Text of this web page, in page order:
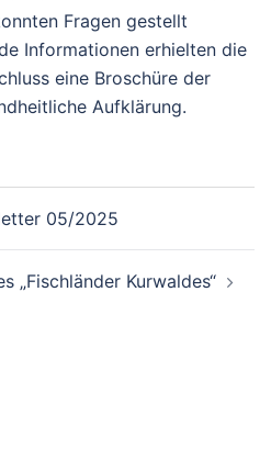
Fragen gestellt
Informationen erhielten die
eine Broschüre der
Aufklärung.
05/2025
„Fischländer Kurwaldes“